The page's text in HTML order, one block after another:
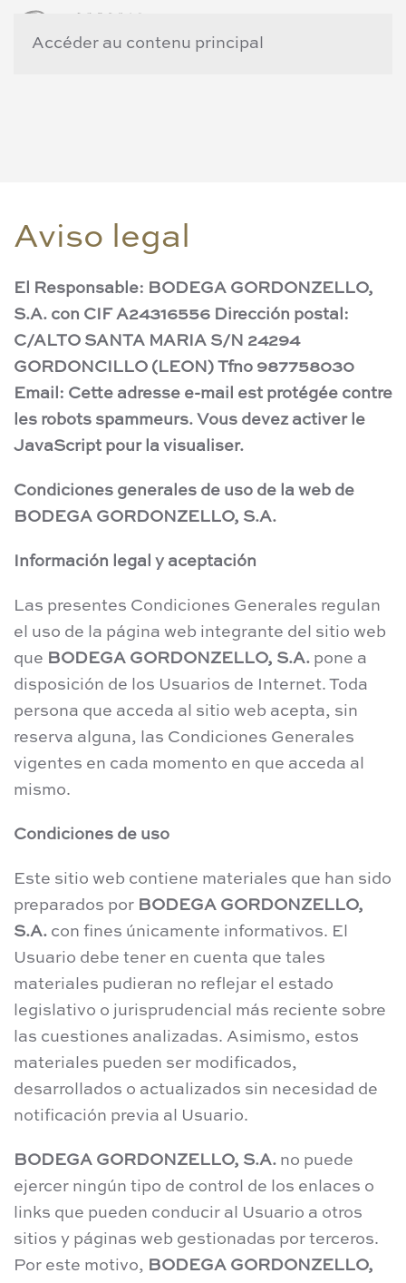
Accéder au contenu principal
Aviso legal
El Responsable: BODEGA GORDONZELLO,
S.A. con CIF A24316556 Dirección postal:
C/ALTO SANTA MARIA S/N 24294
GORDONCILLO (LEON) Tfno 987758030
Email: Cette adresse e-mail est protégée contre
les robots spammeurs. Vous devez activer le
JavaScript pour la visualiser.
Condiciones generales de uso de la web de
BODEGA GORDONZELLO, S.A.
Información legal y aceptación
Las presentes Condiciones Generales regulan
el uso de la página web integrante del sitio web
que BODEGA GORDONZELLO, S.A. pone a
disposición de los Usuarios de Internet. Toda
persona que acceda al sitio web acepta, sin
reserva alguna, las Condiciones Generales
vigentes en cada momento en que acceda al
mismo.
Condiciones de uso
Este sitio web contiene materiales que han sido
preparados por BODEGA GORDONZELLO,
S.A. con fines únicamente informativos. El
Usuario debe tener en cuenta que tales
materiales pudieran no reflejar el estado
legislativo o jurisprudencial más reciente sobre
las cuestiones analizadas. Asimismo, estos
materiales pueden ser modificados,
desarrollados o actualizados sin necesidad de
notificación previa al Usuario.
BODEGA GORDONZELLO, S.A. no puede
ejercer ningún tipo de control de los enlaces o
links que pueden conducir al Usuario a otros
sitios y páginas web gestionadas por terceros.
Por este motivo, BODEGA GORDONZELLO,